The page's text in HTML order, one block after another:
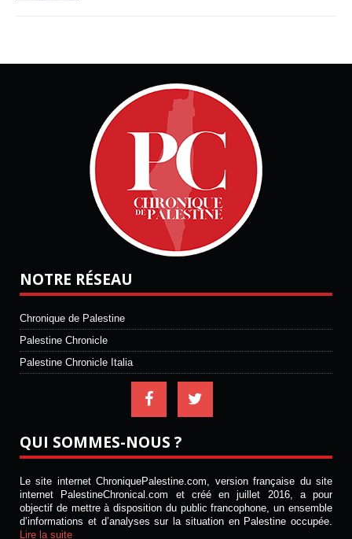
NOTRE RÉSEAU
Chronique de Palestine
Palestine Chronicle
Palestine Chronicle Italia
QUI SOMMES-NOUS ?
Le site internet ChroniquePalestine.com, version française du site
internet PalestineChronical.com et créé en juillet 2016, a pour
objectif de mettre à disposition du public francophone, un ensemble
d’informations et d’analyses sur la situation en Palestine occupée.
Lire la suite